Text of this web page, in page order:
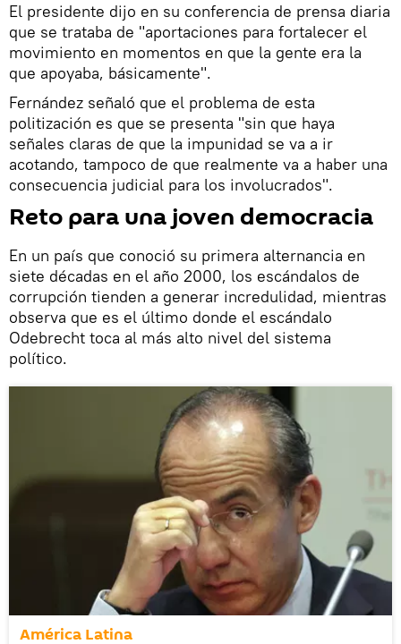
El presidente dijo en su conferencia de prensa diaria
que se trataba de "aportaciones para fortalecer el
movimiento en momentos en que la gente era la
que apoyaba, básicamente".
Fernández señaló que el problema de esta
politización es que se presenta "sin que haya
señales claras de que la impunidad se va a ir
acotando, tampoco de que realmente va a haber una
consecuencia judicial para los involucrados".
Reto para una joven democracia
En un país que conoció su primera alternancia en
siete décadas en el año 2000, los escándalos de
corrupción tienden a generar incredulidad, mientras
observa que es el último donde el escándalo
Odebrecht toca al más alto nivel del sistema
político.
América Latina